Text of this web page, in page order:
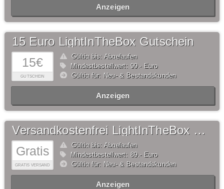
Anzeigen
15€
GUTSCHEIN
15 Euro LightInTheBox Gutschein
Gültig bis: Abgelaufen
Mindestbestellwert: 99,- Euro
Gültig für: Neu- & Bestandskunden
Anzeigen
Gratis
GRATIS VERSAND
Versandkostenfrei LightInTheBox Gutschein
Gültig bis: Abgelaufen
Mindestbestellwert: 89,- Euro
Gültig für: Neu- & Bestandskunden
Anzeigen